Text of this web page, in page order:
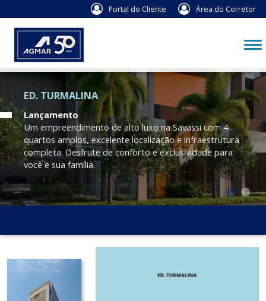
Portal do Cliente Área do Corretor
ED. TURMALINA
Lançamento
Um empreendimento de alto luxo na Savassi com 4
quartos amplos, excelente localização e infraestrutura
completa. Desfrute de conforto e exclusividade para
você e sua família.